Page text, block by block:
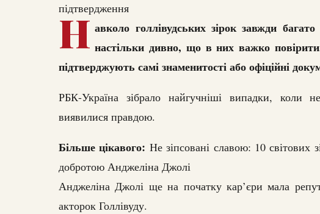
підтвердження
Н авколо голлівудських зірок завжди
настільки дивно, що в них важко повірити.
підтверджують самі знаменитості або офіційні
РБК-Україна зібрало найгучніші випадки, коли
виявилися правдою.
Більше цікавого: Не зіпсовані славою: 10 світових
добротою Анджеліна Джолі
Анджеліна Джолі ще на початку кар’єри мала
акторок Голлівуду.